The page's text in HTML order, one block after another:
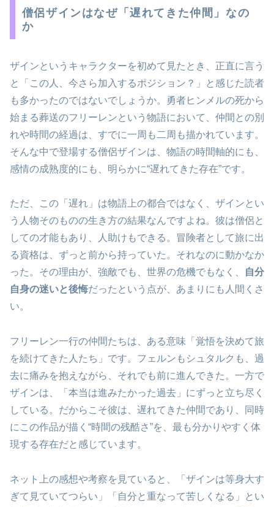
僧侶ザインはなぜ「遅れてきた仲間」なの
か
ザインというキャラクターを初めて見たとき、正直に言う
と「この人、今さら加入するポジション？」と感じた読者
も多かったのではないでしょうか。勇者ヒンメルの死から
始まる葬送のフリーレンという物語において、仲間との別
れや時間の経過は、すでに一周も二周も描かれています。
そんな中で登場する僧侶ザインは、物語の時間軸的にも、
感情の成熟度的にも、明らかに“遅れてきた存在”です。
ただ、この「遅れ」は物語上の都合ではなく、ザインとい
う人物そのものの生き方の結果なんですよね。彼は僧侶と
しての才能もあり、人助けもできる。冒険者として旅に出
る資格は、ずっと前から持っていた。それなのに動かなか
った。その理由が、強敵でも、世界の危機でもなく、
自分
自身の迷いと後悔だったという点が、あまりにも人間くさ
い。
フリーレン一行の仲間たちは、ある意味「覚悟を決めて旅
を続けてきた人たち」です。フェルンもシュタルクも、過
去に痛みを抱えながら、それでも前に進んできた。一方で
ザインは、「本当は進みたかった過去」にずっと立ち尽く
している。だからこそ彼は、遅れてきた仲間であり、同時
にこの作品が描く“時間の残酷さ”を、最も分かりやすく体
現する存在だと感じています。
ネット上の感想や考察を見ていると、「ザインは等身大す
ぎて見ていてつらい」「自分と重なって苦しくなる」とい